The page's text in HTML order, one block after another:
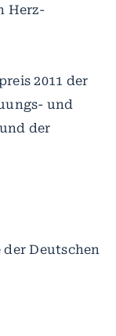
Herz-
2011 der
und
der
der Deutschen